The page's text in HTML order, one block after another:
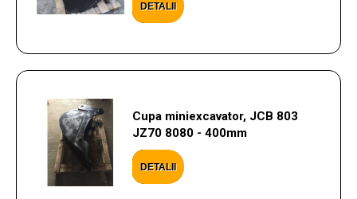
DETALII
Cupa miniexcavator, JCB 803
JZ70 8080 - 400mm
DETALII